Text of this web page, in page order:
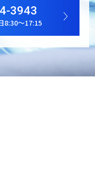
3943
8:30～17:15